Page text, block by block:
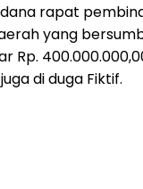
rapat
yang
Rp.
di duga Fiktif.